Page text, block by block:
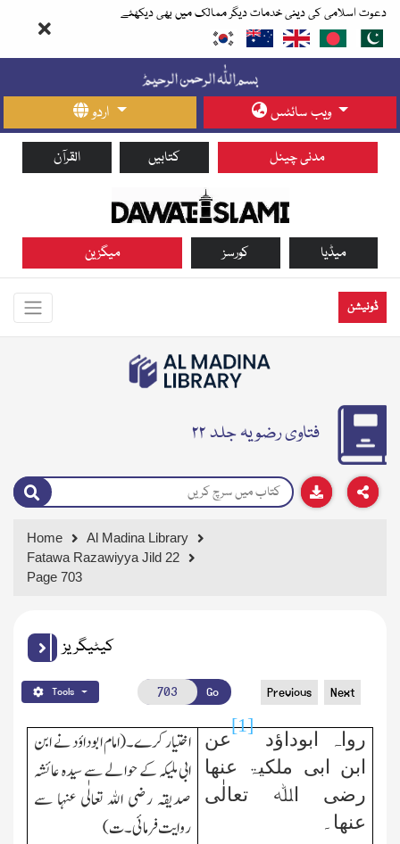
دعوت اسلامی کی دینی خدمات دیگر ممالک میں بھی دیکھئے
اردو ویب سائٹس
القرآن کتابیں مدنی چینل
میگزین کورسز میڈیا
ڈونیشن
فتاوی رضویہ جلد ۲۲
Home
Al Madina Library
Fatawa Razawiyya Jild 22
Page 703
کیٹیگریز
Tools Go Previous Next
رواہ ابوداؤد
[1]
عن
ابن ابی ملکیۃ عنھا
رضی اﷲ تعالٰی
عنھا۔
اختیار کرے۔(امام ابوداؤد نے ابن
ابی ملیکہ کے حوالے سے سیدہ عائشہ
صدیقہرضی اﷲ تعالٰی عنہاسے
روایت فرمائی۔ت)